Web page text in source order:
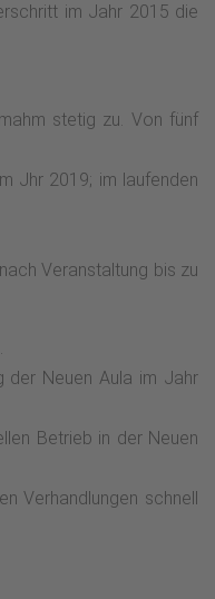
im Jahr 2015 die
stetig zu. Von fünf
Jhr 2019; im laufenden
Veranstaltung bis zu
der Neuen Aula im Jahr
Betrieb in der Neuen
Verhandlungen schnell